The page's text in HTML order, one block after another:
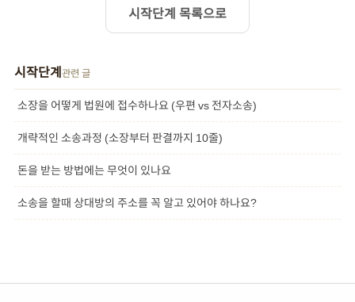
시작단계 목록으로
시작단계관련 글
소장을 어떻게 법원에 접수하나요 (우편 vs 전자소송)
개략적인 소송과정 (소장부터 판결까지 10줄)
돈을 받는 방법에는 무엇이 있나요
소송을 할때 상대방의 주소를 꼭 알고 있어야 하나요?